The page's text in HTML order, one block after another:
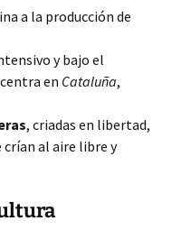
a la producción de
y bajo el
en Cataluña,
, criadas en libertad,
crían al aire libre y